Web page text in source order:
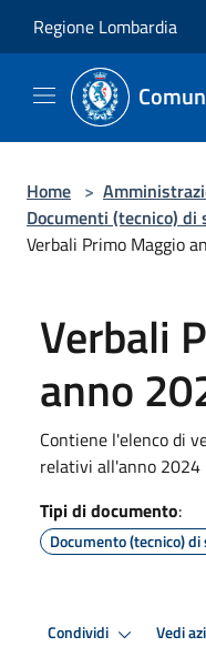
Regione Lombardia
Home >
Documenti (tecnico) di
Verbali Primo Maggio
Verbali
anno
Contiene l'elenco di
relativi all'anno 2024
Tipi di documento:
Documento (tecnico)
Condividi Vedi